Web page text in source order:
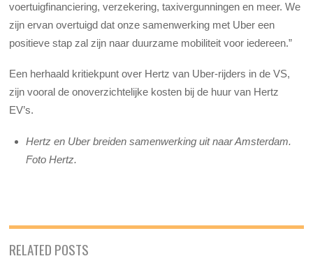
voertuigfinanciering, verzekering, taxivergunningen en meer. We
zijn ervan overtuigd dat onze samenwerking met Uber een
positieve stap zal zijn naar duurzame mobiliteit voor iedereen.”
Een herhaald kritiekpunt over Hertz van Uber-rijders in de VS,
zijn vooral de onoverzichtelijke kosten bij de huur van Hertz
EV’s.
Hertz en Uber breiden samenwerking uit naar Amsterdam.
Foto Hertz.
RELATED POSTS